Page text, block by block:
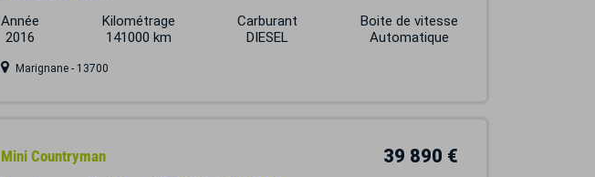
Année
2016
Kilométrage
141000 km
Carburant
DIESEL
Boite de vitesse
Automatique
Marignane - 13700
Mini Countryman 39 890 €